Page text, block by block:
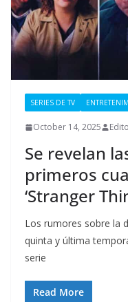
SERIES DE TV
October 14, 2025
Se revelan
primeros
‘Stranger
Los rumores sobre la
quinta y última
serie
Read More